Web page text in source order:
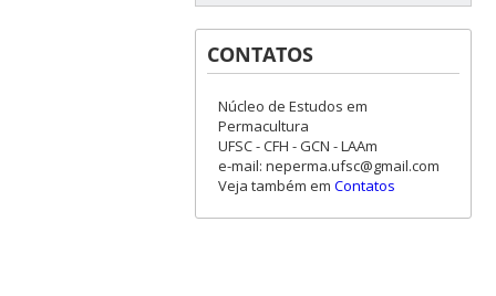
CONTATOS
Núcleo de Estudos em
Permacultura
UFSC - CFH - GCN - LAAm
e-mail: neperma.ufsc@gmail.com
Veja também em Contatos